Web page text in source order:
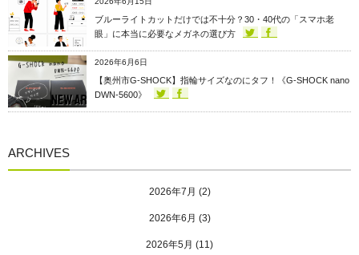
ブルーライトカットだけでは不十分？30・40代の「スマホ老
眼」に本当に必要なメガネの選び方
2026年6月6日
【奥州市G-SHOCK】指輪サイズなのにタフ！《G-SHOCK nano
DWN-5600》
ARCHIVES
2026年7月 (2)
2026年6月 (3)
2026年5月 (11)